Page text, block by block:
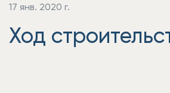
17 янв. 2020 г.
Ход